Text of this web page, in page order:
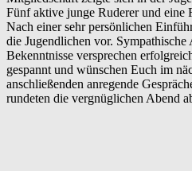
Fünf aktive junge Ruderer und eine
Nach einer sehr persönlichen
die Jugendlichen vor.
Bekenntnisse versprechen
gespannt und wünschen Euch im
anschließenden anregende
rundeten die vergnüglichen Abend